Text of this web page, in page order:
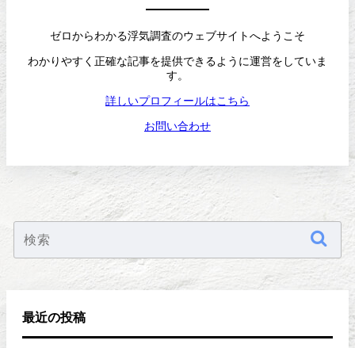
ゼロからわかる浮気調査のウェブサイトへようこそ
わかりやすく正確な記事を提供できるように運営をしていま
す。
詳しいプロフィールはこちら
お問い合わせ
最近の投稿